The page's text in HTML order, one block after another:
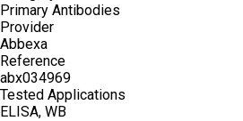
Primary Antibodies
Provider
Abbexa
Reference
abx034969
Tested Applications
ELISA, WB